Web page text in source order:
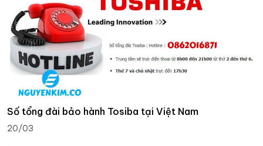
Số tổng đài bảo hành Tosiba tại Việt Nam
20/03